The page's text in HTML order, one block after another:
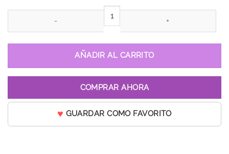
Vestido de 15 años Arianna Rojo cantidad
AÑADIR AL CARRITO
COMPRAR AHORA
GUARDAR COMO FAVORITO